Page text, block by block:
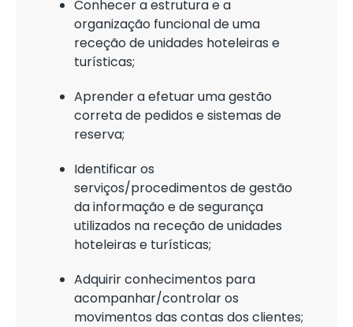
Conhecer a estrutura e a
organização funcional de uma
receção de unidades hoteleiras e
turísticas;
Aprender a efetuar uma gestão
correta de pedidos e sistemas de
reserva;
Identificar os
serviços/procedimentos de gestão
da informação e de segurança
utilizados na receção de unidades
hoteleiras e turísticas;
Adquirir conhecimentos para
acompanhar/controlar os
movimentos das contas dos clientes;